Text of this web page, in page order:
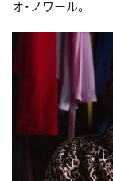
オ・ノワール。